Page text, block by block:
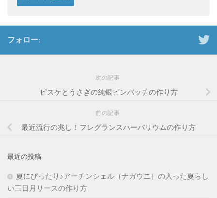
フォロー:
次の記事
ピスケとうさぎの純銀ピンバッチの作り方
前の記事
最近流行の兆し！フレグランスハーバリウムの作り方
最近の投稿
夏にぴったり♪アーチンシェル（ナガウニ）の入った夏らし
い三日月リースの作り方